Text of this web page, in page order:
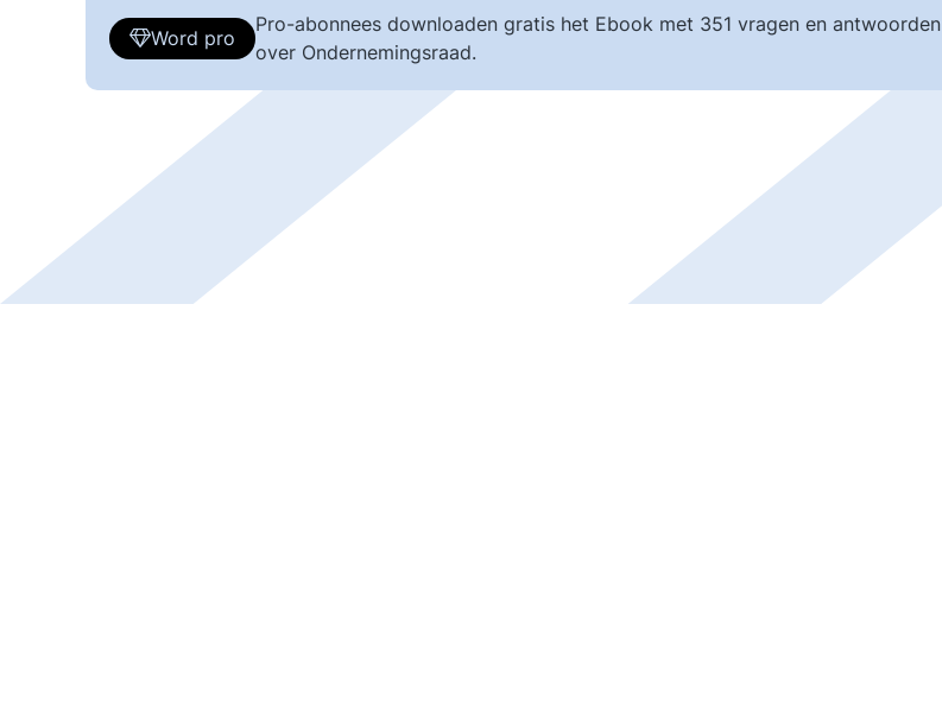
Word pro
Pro-abonnees downloaden gratis het Ebook met 351 vragen en antwoorden
over Ondernemingsraad.